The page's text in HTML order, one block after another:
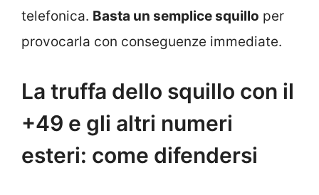
telefonica. Basta un semplice squillo per
provocarla con conseguenze immediate.
La truffa dello squillo con il
+49 e gli altri numeri
esteri: come difendersi